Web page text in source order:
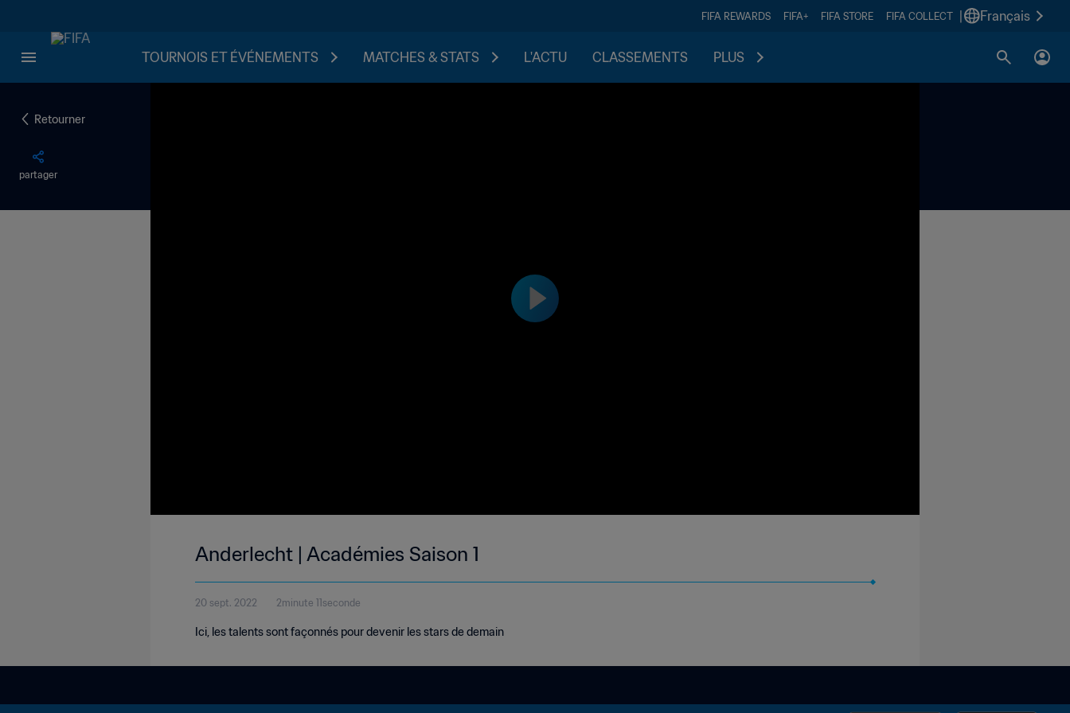
FIFA REWARDS FIFA+ FIFA STORE FIFA COLLECT Français
TOURNOIS ET ÉVÉNEMENTS MATCHES & STATS L'ACTU CLASSEMENTS PLUS
Retourner
partager
Anderlecht | Académies Saison 1
20 sept. 2022 2minute 11seconde
Ici, les talents sont façonnés pour devenir les stars de demain